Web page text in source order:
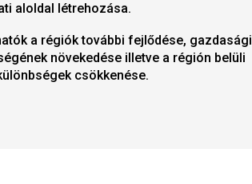
aloldal létrehozása.
a régiók további fejlődése, gazdasági
növekedése illetve a régión belüli
csökkenése.